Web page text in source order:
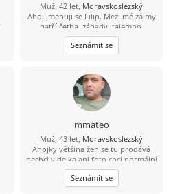
Muž, 42 let, Moravskoslezský
Ahoj jmenuji se Filip. Mezi mé zájmy
patří četba, záhady, tajemno.
historie. Pasivně hokej fotbal.
Trošku kulhám, ale jinak v poho..
Seznámit se
mmateo
Muž, 43 let, Moravskoslezský
Ahojky většina žen se tu prodává
nechci videjka ani foto chci normální
ženu zadarmo nechodím na
WhatsApp a podobné sítě
Seznámit se